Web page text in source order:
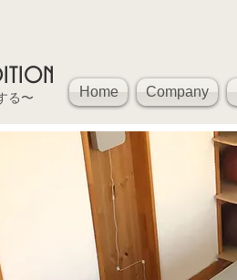
る〜 Home Company